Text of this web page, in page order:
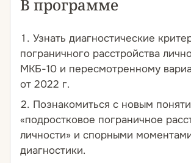
В программе
Узнать диагностические
пограничного расстройства
МКБ-10 и пересмотренному
от 2022 г.
Познакомиться с новым
«подростковое пограничное
личности» и спорными
диагностики.